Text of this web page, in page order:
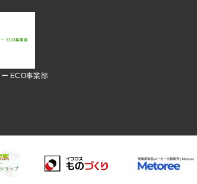
ECO事業部